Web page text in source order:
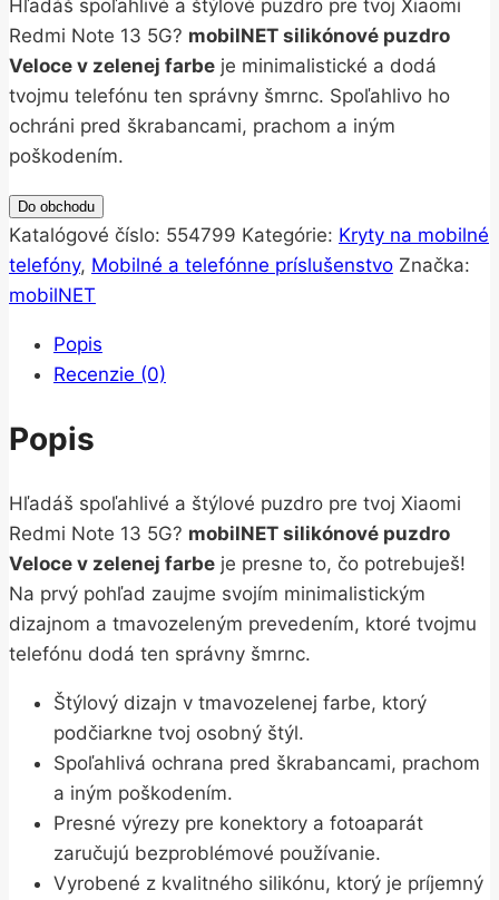
Hľadáš spoľahlivé a štýlové puzdro pre tvoj Xiaomi
Redmi Note 13 5G? mobilNET silikónové puzdro
Veloce v zelenej farbe je minimalistické a dodá
tvojmu telefónu ten správny šmrnc. Spoľahlivo ho
ochráni pred škrabancami, prachom a iným
poškodením.
Do obchodu
Katalógové číslo: 554799 Kategórie: Kryty na mobilné
telefóny, Mobilné a telefónne príslušenstvo Značka:
mobilNET
Popis
Recenzie (0)
Popis
Hľadáš spoľahlivé a štýlové puzdro pre tvoj Xiaomi
Redmi Note 13 5G? mobilNET silikónové puzdro
Veloce v zelenej farbe je presne to, čo potrebuješ!
Na prvý pohľad zaujme svojím minimalistickým
dizajnom a tmavozeleným prevedením, ktoré tvojmu
telefónu dodá ten správny šmrnc.
Štýlový dizajn v tmavozelenej farbe, ktorý
podčiarkne tvoj osobný štýl.
Spoľahlivá ochrana pred škrabancami, prachom
a iným poškodením.
Presné výrezy pre konektory a fotoaparát
zaručujú bezproblémové používanie.
Vyrobené z kvalitného silikónu, ktorý je príjemný